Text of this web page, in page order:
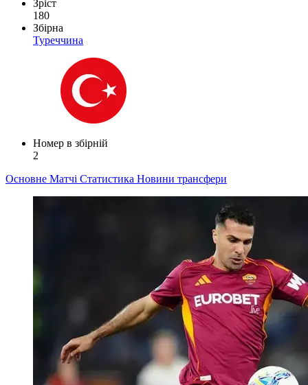
Зріст
180
Збірна
Туреччина
Номер в збірній
2
Основне Матчі Статистика Новини трансфери